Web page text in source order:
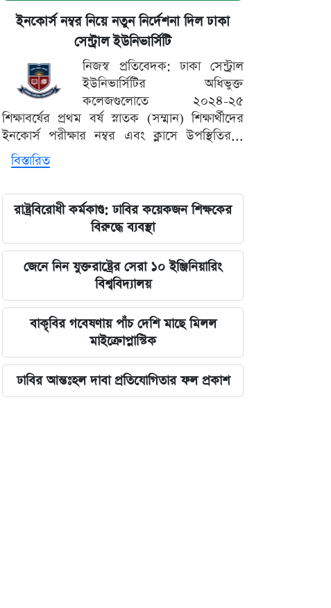
ইনকোর্স নম্বর নিয়ে নতুন নির্দেশনা দিল ঢাকা
সেন্ট্রাল ইউনিভার্সিটি
নিজস্ব প্রতিবেদক: ঢাকা সেন্ট্রাল
ইউনিভার্সিটির অধিভুক্ত
কলেজগুলোতে ২০২৪-২৫
শিক্ষাবর্ষের প্রথম বর্ষ স্নাতক (সম্মান) শিক্ষার্থীদের
ইনকোর্স পরীক্ষার নম্বর এবং ক্লাসে উপস্থিতির...
বিস্তারিত
রাষ্ট্রবিরোধী কর্মকাণ্ড: ঢাবির কয়েকজন শিক্ষকের
বিরুদ্ধে ব্যবস্থা
জেনে নিন যুক্তরাষ্ট্রের সেরা ১০ ইঞ্জিনিয়ারিং
বিশ্ববিদ্যালয়
বাকৃবির গবেষণায় পাঁচ দেশি মাছে মিলল
মাইক্রোপ্লাস্টিক
ঢাবির আন্তঃহল দাবা প্রতিযোগিতার ফল প্রকাশ